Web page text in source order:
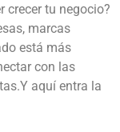
crecer tu negocio?
marcas
está más
con las
aquí entra la